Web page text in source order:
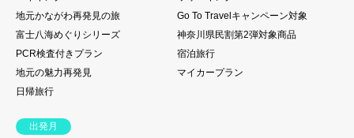
地元かながわ再発見の旅
Go To Travelキャンペーン対象
富士八海めぐりシリーズ
神奈川県民割第2弾対象商品
PCR検査付きプラン
宿泊旅行
地元の魅力再発見
マイカープラン
日帰旅行
出発月